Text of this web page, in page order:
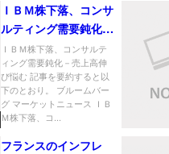
ＩＢＭ株下落、コンサ
ルティング需要鈍化－
売上高伸び悩む
ＩＢＭ株下落、コンサルテ
ィング需要鈍化－売上高伸
び悩む 記事を要約すると以
下のとおり。 ブルームバー
グ マーケットニュース ＩＢ
Ｍ株下落、コ...
フランスのインフレ